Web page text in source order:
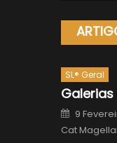
SL® Geral
Posted
on
9
Cat